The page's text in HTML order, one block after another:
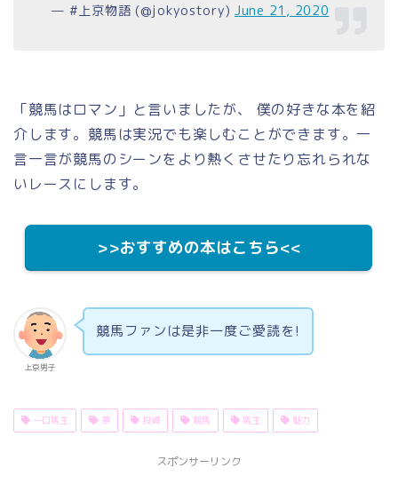
— #上京物語 (@jokyostory)June 21, 2020
「競馬はロマン」と言いましたが、 僕の好きな本を紹
介します。競馬は実況でも楽しむことができます。一
言一言が競馬のシーンをより熱くさせたり忘れられな
いレースにします。
>>おすすめの本はこちら<<
上京男子
競馬ファンは是非一度ご愛読を!
一口馬主 夢 投資 競馬 馬主 魅力
スポンサーリンク